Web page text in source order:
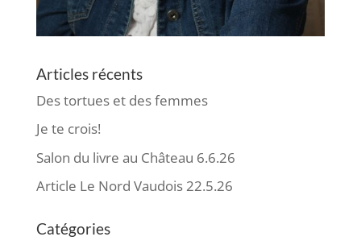
Articles récents
Des tortues et des femmes
Je te crois!
Salon du livre au Château 6.6.26
Article Le Nord Vaudois 22.5.26
Catégories